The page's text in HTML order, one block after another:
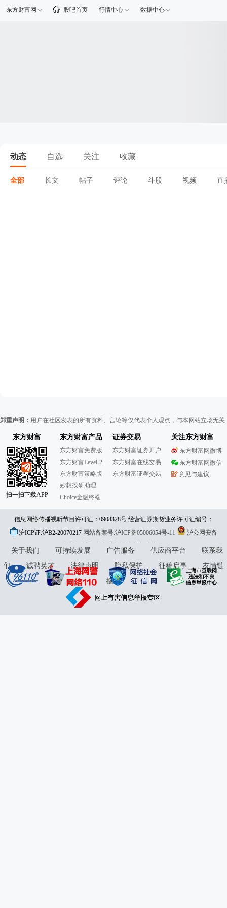
东方财富网 股吧首页 行情中心 数据中心
动态 自选 关注 收藏
全部 长文 帖子 评论 斗股 视频 直
郑重声明： 用户在社区发表的所有资料、言论等仅代表个人观点，与本网站立场无
东方财富
扫一扫下载APP
东方财富产品
东方财富免费版
东方财富Level-2
东方财富策略版
妙想投研助理
Choice金融终端
证券交易
东方财富证券开户
东方财富在线交易
东方财富证券交易
关注东方财富
东方财富网微博
东方财富网微信
意见与建议
信息网络传播视听节目许可证：0908328号 经营证券期货业务许可证编号：
913101046312860336 违法和不良信息举报:021-61278686 举报邮箱：
jubao@eastmoney.com
沪ICP证:沪B2-20070217 网站备案号:沪ICP备05006054号-11
沪公网安备
31010402000120号版权所有:东方财富网意见与建议:4000300059/952500
关于我们 可持续发展 广告服务 供应商平台
联系我
们
诚聘英才 法律声明 隐私保护 征稿启事
友情链
接